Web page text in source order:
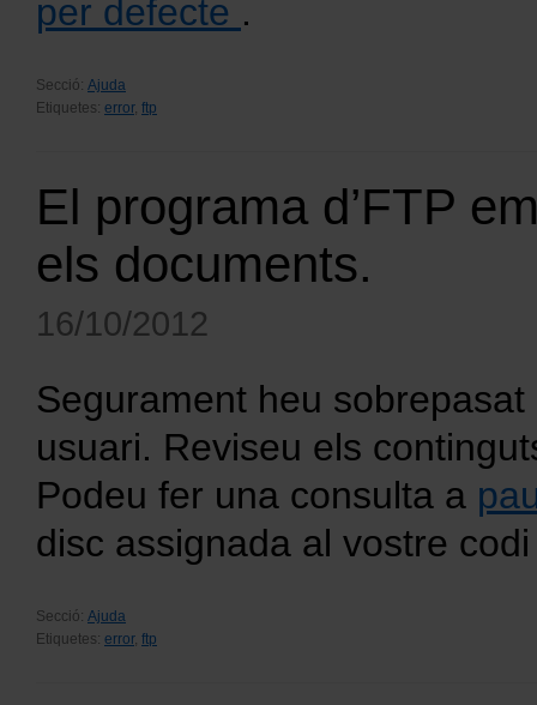
per defecte .
Secció: Ajuda
Etiquetes: error, ftp
El programa d’FTP
els documents.
16/10/2012
Segurament heu
usuari. Reviseu els
Podeu fer una consulta a pa
disc assignada al vostre
Secció: Ajuda
Etiquetes: error, ftp